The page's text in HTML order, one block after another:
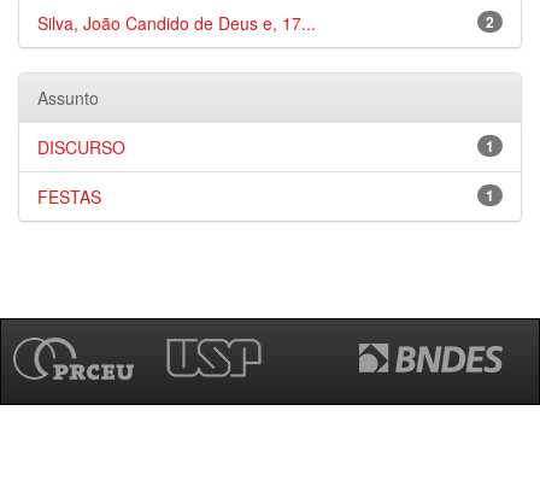
2
Silva, João Candido de Deus e, 17...
Assunto
1
DISCURSO
1
FESTAS